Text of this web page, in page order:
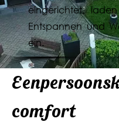
eingerichtet,
Entspannen und
ein.
comfort